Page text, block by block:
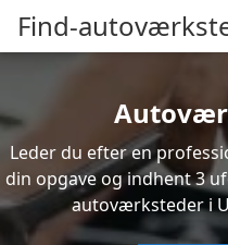
Find-
Leder du efter en
din opgave og indhent 3
autoværksteder i